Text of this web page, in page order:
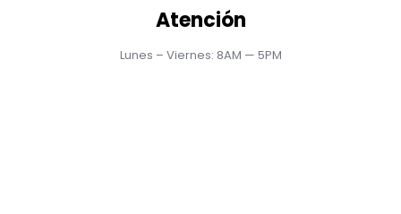
Atención
Lunes – Viernes: 8AM — 5PM